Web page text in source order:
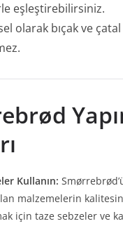
eşleştirebilirsiniz.
olarak bıçak ve
Kullanın:
malzemelerin
için taze sebzeler ve